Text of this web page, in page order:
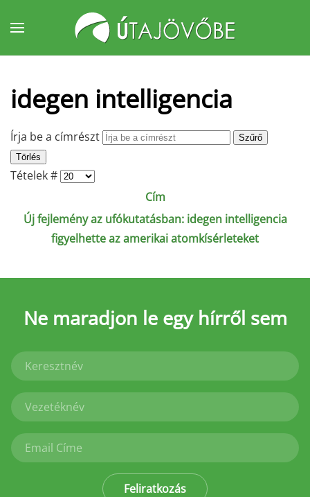
Fő tartalom átugrása
idegen intelligencia
Írja be a címrészt
Szűrő
Törlés
Tételek #
Cím
Új fejlemény az ufókutatásban: idegen intelligencia
figyelhette az amerikai atomkísérleteket
Ne maradjon le egy hírről sem
Feliratkozás